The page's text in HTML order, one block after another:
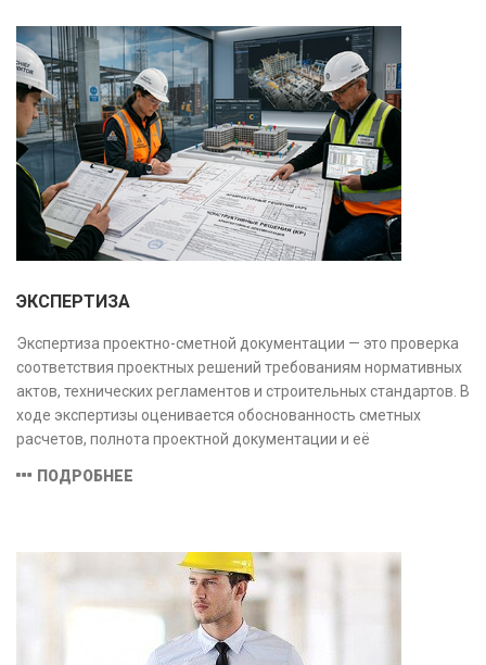
качества строительства, подготовки к реконструкции,
оценки рисков и судебных разбирательств.
Результатом является официальное техническое
заключение, имеющее юридическую силу.
ЭКСПЕРТИЗА
Экспертиза проектно-сметной документации — это проверка
соответствия проектных решений требованиям нормативных
актов, технических регламентов и строительных стандартов. В
ходе экспертизы оценивается обоснованность сметных
расчетов, полнота проектной документации и её
предотвратить ошибки на этапе строительства и
ПОДРОБНЕЕ